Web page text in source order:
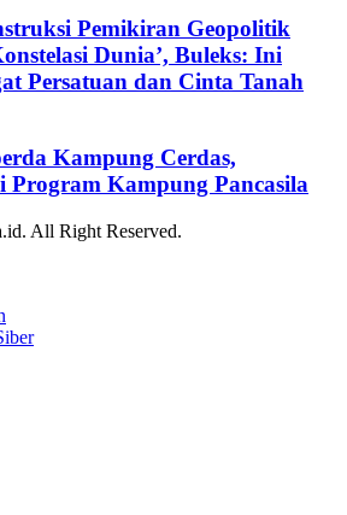
Pemikiran Geopolitik
Dunia’, Buleks: Ini
Persatuan dan Cinta Tanah
Kampung Cerdas,
Program Kampung Pancasila
All Right Reserved.